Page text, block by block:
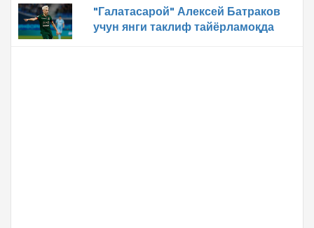
"Галатасарой" Алексей Батраков
учун янги таклиф тайёрламоқда